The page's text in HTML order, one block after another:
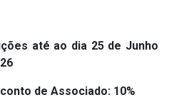
até ao dia 25 de Junho
de Associado: 10%